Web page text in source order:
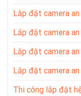
Lắp đặt camera
Lắp đặt camera
Lắp đặt camera
Lắp đặt camera
Thi công lắp đặt